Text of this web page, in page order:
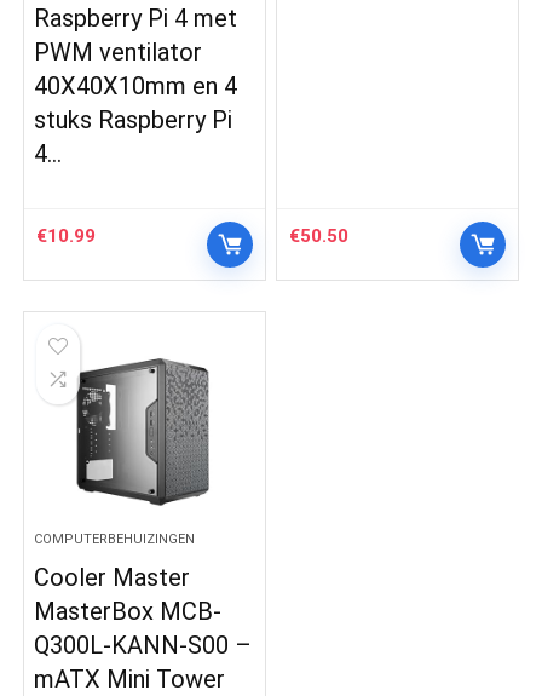
Raspberry Pi 4 met
PWM ventilator
40X40X10mm en 4
stuks Raspberry Pi
4…
€10.99 €50.50
COMPUTERBEHUIZINGEN
Cooler Master
MasterBox MCB-
Q300L-KANN-S00 –
mATX Mini Tower